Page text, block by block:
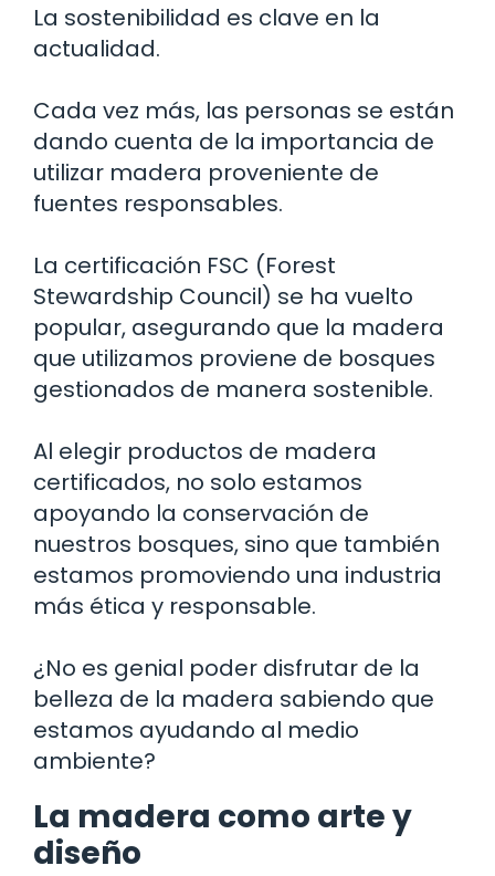
La sostenibilidad es clave en la
actualidad.
Cada vez más, las personas se están
dando cuenta de la importancia de
utilizar madera proveniente de
fuentes responsables.
La certificación FSC (Forest
Stewardship Council) se ha vuelto
popular, asegurando que la madera
que utilizamos proviene de bosques
gestionados de manera sostenible.
Al elegir productos de madera
certificados, no solo estamos
apoyando la conservación de
nuestros bosques, sino que también
estamos promoviendo una industria
más ética y responsable.
¿No es genial poder disfrutar de la
belleza de la madera sabiendo que
estamos ayudando al medio
ambiente?
La madera como arte y
diseño